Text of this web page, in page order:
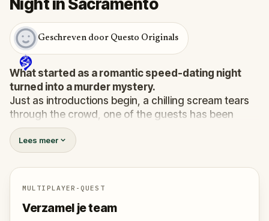
Night in Sacramento
Geschreven door Questo Originals
What started as a romantic speed-dating night
turned into a murder mystery.
Just as introductions begin, a chilling scream tears
through the crowd, one of the guests has been
murdered, and the killer has fled into the city.
Before panic can take hold,
This was no random attack. Every participant is now
part of a deadly puzzle, and the only way to survive
is to solve it.
right after the scream? The wedding singer seen
Lees meer
MULTIPLAYER-QUEST
Verzamel je team